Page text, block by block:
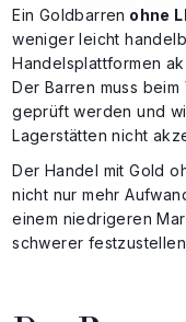
Ein Goldbarren ohne
weniger leicht
Handelsplattformen
Der Barren muss
geprüft werden und
Lagerstätten nicht
Der Handel mit Gold
nicht nur mehr
einem niedrigeren
schwerer